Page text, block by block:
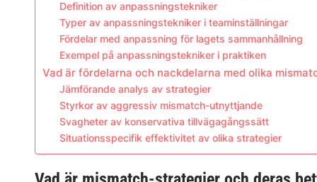
Definition av anpassningstekniker
Typer av anpassningstekniker i teaminställningar
Fördelar med anpassning för lagets sammanhållning
Exempel på anpassningstekniker i praktiken
Vad är fördelarna och nackdelarna med olika
Jämförande analys av strategier
Styrkor av aggressiv mismatch-utnyttjande
Svagheter av konservativa tillvägagångssätt
Situationsspecifik effektivitet av olika strategier